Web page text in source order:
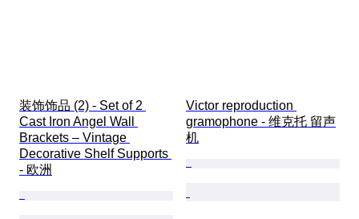
装饰饰品 (2) - Set of 2
Cast Iron Angel Wall
Brackets – Vintage
Decorative Shelf Supports
- 欧洲
Victor reproduction
gramophone - 维克托 留声
机